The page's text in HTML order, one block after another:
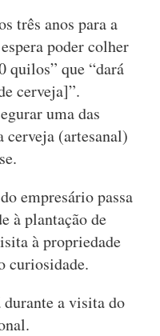
três anos para a
poder colher
quilos” que “dará
cerveja]”.
uma das
(artesanal)
empresário passa
à plantação de
à propriedade
curiosidade.
durante a visita do